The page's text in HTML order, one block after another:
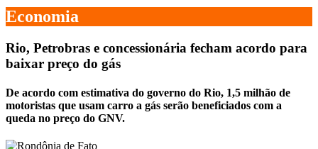
Economia
Rio, Petrobras e concessionária fecham acordo para
baixar preço do gás
De acordo com estimativa do governo do Rio, 1,5 milhão de
motoristas que usam carro a gás serão beneficiados com a
queda no preço do GNV.